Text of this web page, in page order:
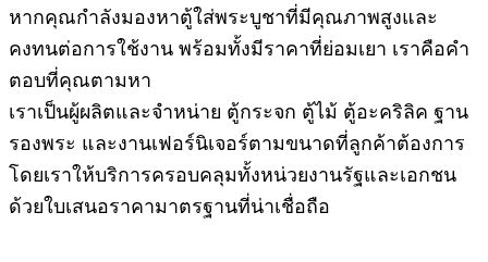
หากคุณกำลังมองหาตู้ใส่พระบูชาที่มีคุณภาพสูงและ
คงทนต่อการใช้งาน พร้อมทั้งมีราคาที่ย่อมเยา เราคือคำ
ตอบที่คุณตามหา
เราเป็นผู้ผลิตและจำหน่าย ตู้กระจก ตู้ไม้ ตู้อะคริลิค ฐาน
รองพระ และงานเฟอร์นิเจอร์ตามขนาดที่ลูกค้าต้องการ
โดยเราให้บริการครอบคลุมทั้งหน่วยงานรัฐและเอกชน
ด้วยใบเสนอราคามาตรฐานที่น่าเชื่อถือ